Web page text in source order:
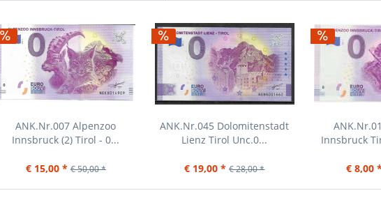
ANK.Nr.007 Alpenzoo
Innsbruck (2) Tirol - 0...
€ 15,00 * € 50,00 *
ANK.Nr.045 Dolomitenstadt
Lienz Tirol Unc.0...
€ 19,00 * € 28,00 *
Innsbruck
€ 8,00